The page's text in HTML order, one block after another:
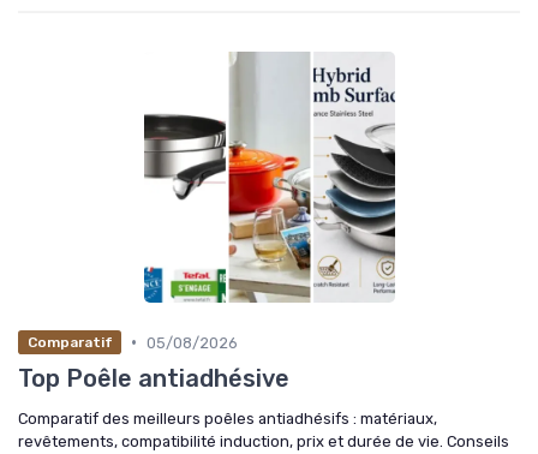
Comparatif • 05/08/2026
Top Poêle antiadhésive
Comparatif des meilleurs poêles antiadhésifs : matériaux,
revêtements, compatibilité induction, prix et durée de vie. Conseils